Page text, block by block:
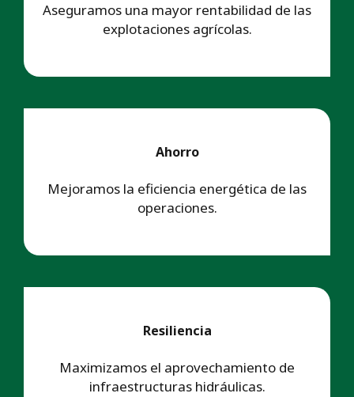
Aseguramos una mayor rentabilidad de las
explotaciones agrícolas.
Ahorro
Mejoramos la eficiencia energética de las
operaciones.
Resiliencia
Maximizamos el aprovechamiento de
infraestructuras hidráulicas.